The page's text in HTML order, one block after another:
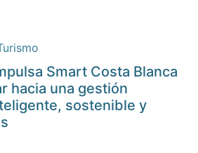
Smart Costa Blanca
hacia una gestión
sostenible y